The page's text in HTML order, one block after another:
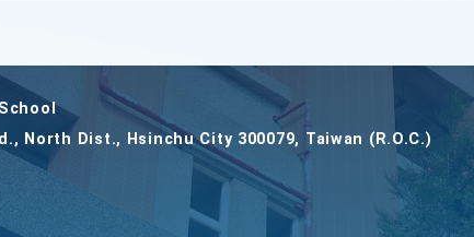
North Dist., Hsinchu City 300079, Taiwan (R.O.C.)